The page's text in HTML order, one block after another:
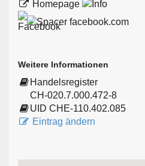
Homepage
facebook.com
Weitere Informationen
Handelsregister
CH-020.7.000.472-8
UID CHE-110.402.085
Eintrag ändern